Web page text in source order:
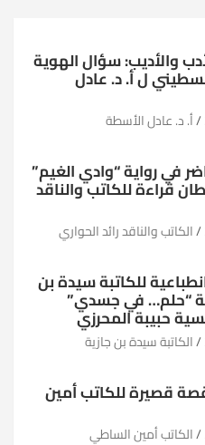
والأديب: سؤال الهوية
ل أ. د. عادل
أ. د. عادل الأسطة
في رواية “وادي الغيم”
قراءة للكاتب والناقد
الكاتب والناقد رائد الحواري
للكاتبة سيدة بن
“حلم… في جسدي”
حبيبة المحرزي
الكاتبة سيدة بن جازية
قصيرة للكاتب أمين
الكاتب أمين الساطي